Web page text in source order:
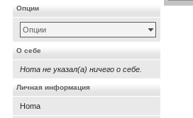
Опции
Опции
О себе
Homa не указал(а) ничего о себе.
Личная информация
Homa